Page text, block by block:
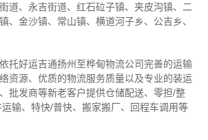
道、永吉街道、红石砬子镇、夹皮沟镇、二
、金沙镇、常山镇、横道河子乡、公吉乡、
托好运吉通扬州至桦甸物流公司完善的运输
资源、优质的物流服务质量以及专业的装运
批发商等新老客户提供仓储配送、零担/整
输、特快/普快、搬家搬厂、回程车调用等